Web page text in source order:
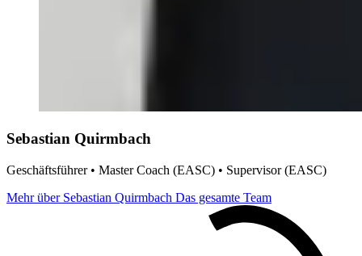
Sebastian Quirmbach
Geschäftsführer • Master Coach (EASC) • Supervisor (EASC)
Mehr über Sebastian Quirmbach Das gesamte Team